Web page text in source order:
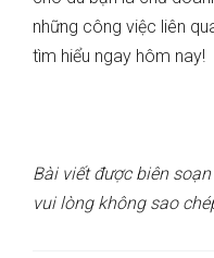
những công việc liên
tìm hiểu ngay hôm nay!
Bài viết được biên
vui lòng không sao